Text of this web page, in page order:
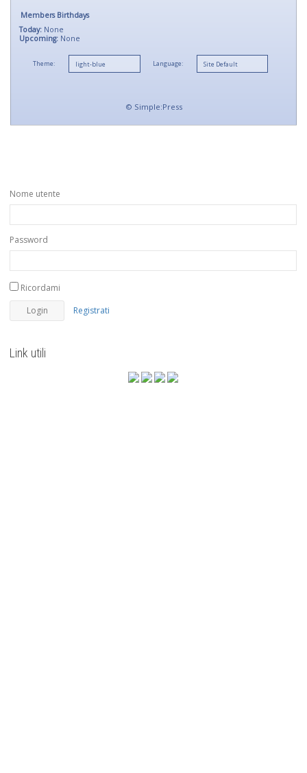
Members Birthdays
Today: None
Upcoming: None
Theme: Language:
© Simple:Press
Nome utente
Password
Ricordami
Registrati
Link utili